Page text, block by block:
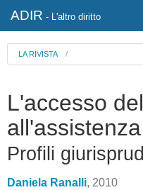
ADIR - L'altro diritto
LA RIVISTA /
L'accesso
Profili
Daniela Ranalli, 2010